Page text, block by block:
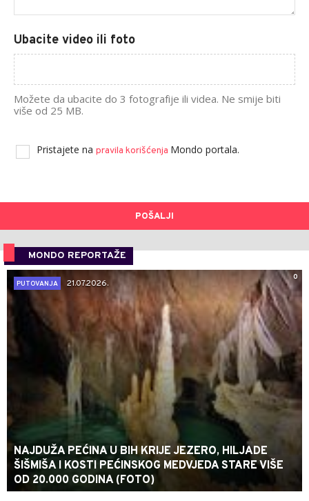
Ubacite video ili foto
Možete da ubacite do 3 fotografije ili videa. Ne smije biti
više od 25 MB.
Pristajete na pravila korišćenja Mondo portala.
POŠALJI
MONDO REPORTAŽE
0
PUTOVANJA
21.07.2026.
NAJDUŽA PEĆINA U BIH KRIJE JEZERO, HILJADE
ŠIŠMIŠA I KOSTI PEĆINSKOG MEDVJEDA STARE VIŠE
OD 20.000 GODINA (FOTO)